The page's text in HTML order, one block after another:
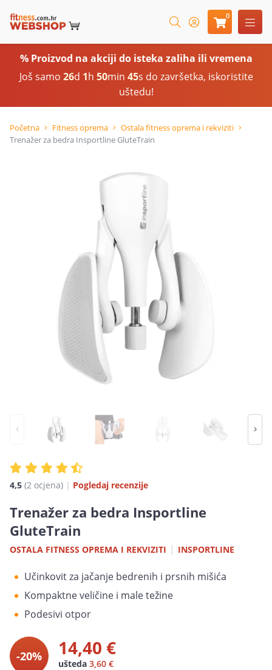
0
% Proizvod na akciji do isteka zaliha ili vremena
Još samo 26d 1h 50min 44s do završetka, iskoristite
uštedu!
Početna Fitness oprema
Ostala fitness oprema i rekviziti
Trenažer za bedra Insportline GluteTrain
4,5 (2 ocjena) | Pogledaj recenzije
Trenažer za bedra Insportline
GluteTrain
OSTALA FITNESS OPREMA I REKVIZITI | INSPORTLINE
Učinkovit za jačanje bedrenih i prsnih mišića
Kompaktne veličine i male težine
Podesivi otpor
-20% 14,40 €
ušteda 3,60 €